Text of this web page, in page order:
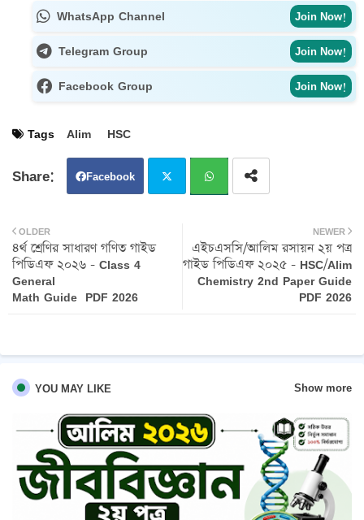
WhatsApp Channel Join Now!
Telegram Group Join Now!
Facebook Group Join Now!
Tags Alim HSC
Facebook
atsa
pp
NEWER
এইচএসসি/আলিম রসায়ন ২য় পত্র
গাইড পিডিএফ ২০২৫ - HSC/Alim
Chemistry 2nd Paper Guide
PDF 2026
OLDER
৪র্থ শ্রেণির সাধারণ গণিত গাইড
পিডিএফ ২০২৬ - Class 4
General
Math Guide PDF 2026
YOU MAY LIKE Show more